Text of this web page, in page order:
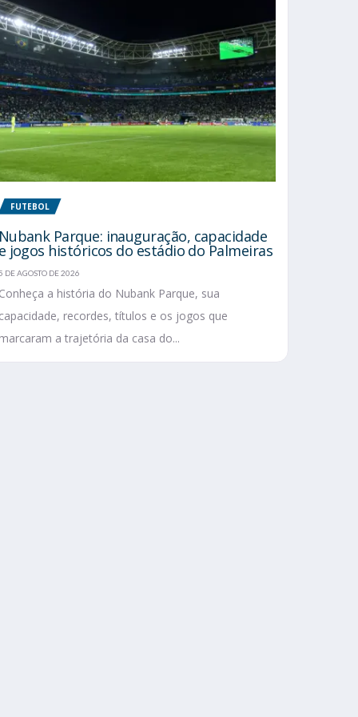
FUTEBOL
Parque: inauguração, capacidade
jogos históricos do estádio do Palmeiras
DE AGOSTO DE 2026
a história do Nubank Parque, sua
recordes, títulos e os jogos que
a trajetória da casa do...